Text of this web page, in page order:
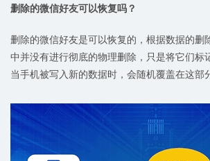
删除的微信好友可以恢复吗？
删除的微信好友是可以恢复的，根据数据的
中并没有进行彻底的物理删除，只是将它们标
当手机被写入新的数据时，会随机覆盖在这部